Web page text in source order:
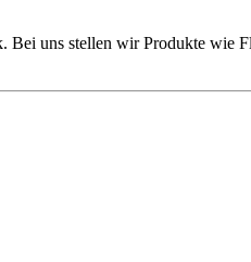
uns stellen wir Produkte wie